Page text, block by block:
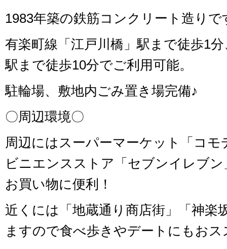
1983年築の鉄筋コンクリート造りで
有楽町線「江戸川橋」駅まで徒歩1
駅まで徒歩10分でご利用可能。
駐輪場、敷地内ごみ置き場完備♪
〇周辺環境〇
周辺にはスーパーマーケット「コ
ビニエンスストア「セブンイレブ
お買い物に便利！
近くには「地蔵通り商店街」「神楽
ますので食べ歩きやデートにもお